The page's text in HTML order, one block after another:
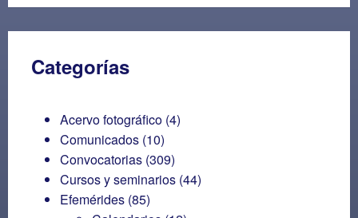
Categorías
Acervo fotográfico (4)
Comunicados (10)
Convocatorias (309)
Cursos y seminarios (44)
Efemérides (85)